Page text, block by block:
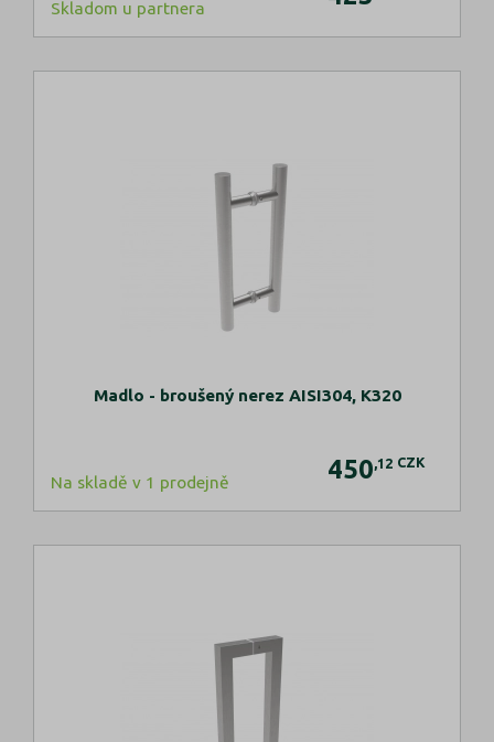
Skladom u partnera
Madlo - broušený nerez AISI304, K320
Na skladě v 1 prodejně 450 ,12 CZK